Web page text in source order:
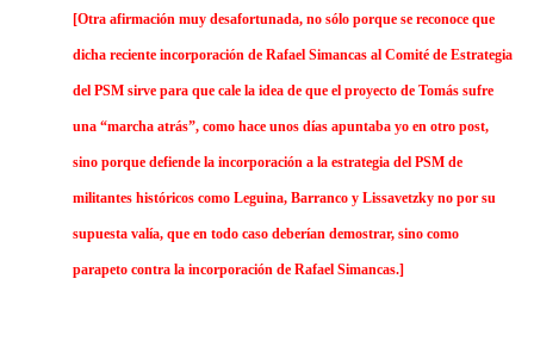
[Otra afirmación muy desafortunada, no sólo porque se reconoce que
dicha reciente incorporación de Rafael Simancas al Comité de Estrategia
del PSM sirve para que cale la idea de que el proyecto de Tomás sufre
una “marcha atrás”, como hace unos días apuntaba yo en otro post,
sino porque defiende la incorporación a la estrategia del PSM de
militantes históricos como Leguina, Barranco y Lissavetzky no por su
supuesta valía, que en todo caso deberían demostrar, sino como
parapeto contra la incorporación de Rafael Simancas.]